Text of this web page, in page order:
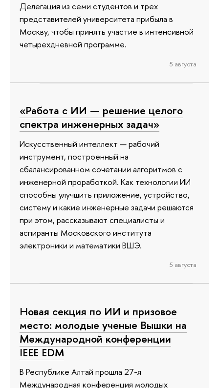
Делегация из семи студентов и трех
представителей университета прибыла в
Москву, чтобы принять участие в интенсивной
четырехдневной программе.
5 августа
«Работа с ИИ — решение целого
спектра инженерных задач»
Искусственный интеллект — рабочий
инструмент, построенный на
сбалансированном сочетании алгоритмов с
инженерной проработкой. Как технологии ИИ
способны улучшить приложение, устройство,
систему и какие инженерные задачи решаются
при этом, рассказывают специалисты и
аспиранты Московского института
электроники и математики ВШЭ.
5 августа
Новая секция по ИИ и призовое
место: молодые ученые Вышки на
Международной конференции
IEEE EDM
В Республике Алтай прошла 27-я
Международная конференция молодых